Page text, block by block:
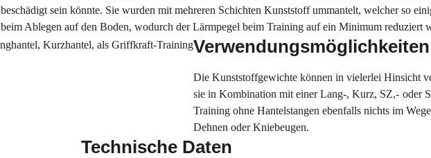
beschädigt sein könnte. Sie wurden mit mehreren Schichten Kunststoff ummantelt, welcher so
beim Ablegen auf den Boden, wodurch der Lärmpegel beim Training auf ein Minimum reduziert
Verwendungsmöglichkeiten
Die Kunststoffgewichte können in vielerlei Hinsicht
sie in Kombination mit einer Lang-, Kurz, SZ,- oder
Training ohne Hantelstangen ebenfalls nichts im
Dehnen oder Kniebeugen.
Technische Daten